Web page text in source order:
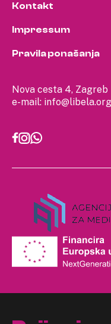
Nova cesta 4, Zagreb
e-mail: info@libela.org
Kontakt
Impressum
Pravila ponašanja